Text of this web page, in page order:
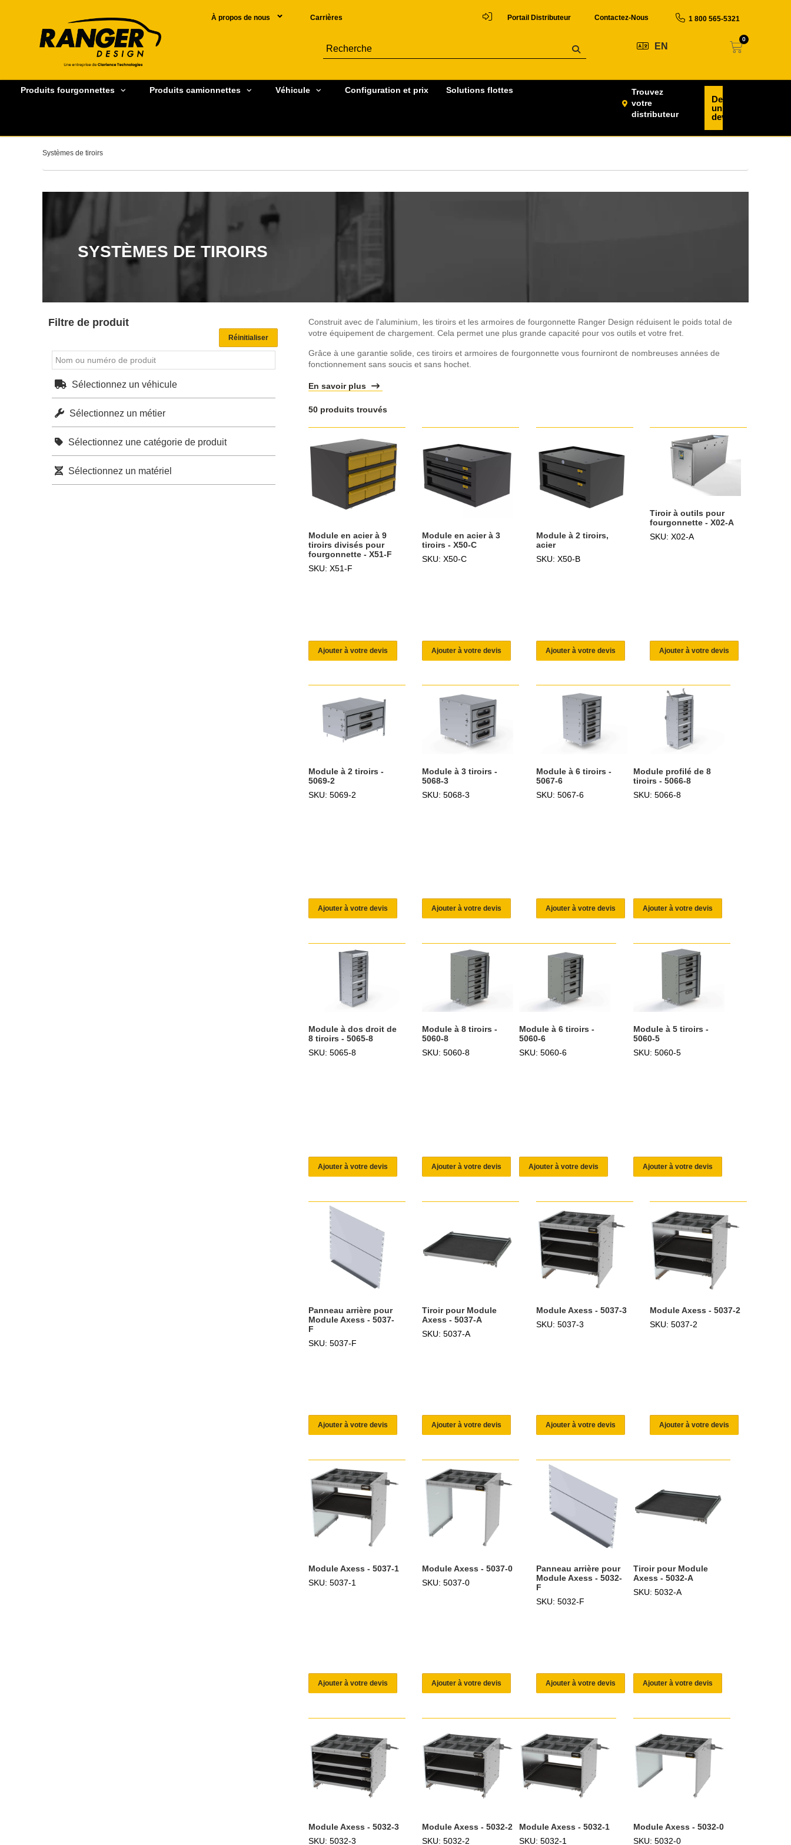
À propos de nous Carrières Portail Distributeur Contactez-Nous 1 800 565-5321
EN
0
Produits fourgonnettes Produits camionnettes Véhicule Configuration et prix Solutions flottes
Trouvez
votre
distributeur
Demander
un
devis
Systèmes de tiroirs
SYSTÈMES DE TIROIRS
Construit avec de l'aluminium, les tiroirs et les armoires de fourgonnette Ranger Design réduisent le poids total de
votre équipement de chargement. Cela permet une plus grande capacité pour vos outils et votre fret.
Grâce à une garantie solide, ces tiroirs et armoires de fourgonnette vous fourniront de nombreuses années de
fonctionnement sans soucis et sans hochet.
En savoir plus
50 produits trouvés
Module en acier à 9
tiroirs divisés pour
fourgonnette - X51-F
SKU: X51-F
Ajouter à votre devis
Module en acier à 3
tiroirs - X50-C
SKU: X50-C
Ajouter à votre devis
Module à 2 tiroirs,
acier
SKU: X50-B
Ajouter à votre devis
Tiroir à outils pour
fourgonnette - X02-A
SKU: X02-A
Ajouter à votre devis
Module à 2 tiroirs -
5069-2
SKU: 5069-2
Ajouter à votre devis
Module à 3 tiroirs -
5068-3
SKU: 5068-3
Ajouter à votre devis
Module à 6 tiroirs -
5067-6
SKU: 5067-6
Ajouter à votre devis
Module profilé de 8
tiroirs - 5066-8
SKU: 5066-8
Ajouter à votre devis
Module à dos droit de
8 tiroirs - 5065-8
SKU: 5065-8
Ajouter à votre devis
Module à 8 tiroirs -
5060-8
SKU: 5060-8
Ajouter à votre devis
Module à 6 tiroirs -
5060-6
SKU: 5060-6
Ajouter à votre devis
Module à 5 tiroirs -
5060-5
SKU: 5060-5
Ajouter à votre devis
Panneau arrière pour
Module Axess - 5037-
F
SKU: 5037-F
Ajouter à votre devis
Tiroir pour Module
Axess - 5037-A
SKU: 5037-A
Ajouter à votre devis
Module Axess - 5037-3
SKU: 5037-3
Ajouter à votre devis
Module Axess - 5037-2
SKU: 5037-2
Ajouter à votre devis
Module Axess - 5037-1
SKU: 5037-1
Ajouter à votre devis
Module Axess - 5037-0
SKU: 5037-0
Ajouter à votre devis
Panneau arrière pour
Module Axess - 5032-
F
SKU: 5032-F
Ajouter à votre devis
Tiroir pour Module
Axess - 5032-A
SKU: 5032-A
Ajouter à votre devis
Module Axess - 5032-3
SKU: 5032-3
Module Axess - 5032-2
SKU: 5032-2
Module Axess - 5032-1
SKU: 5032-1
Module Axess - 5032-0
SKU: 5032-0
Filtre de produit
Sélectionnez un véhicule
Sélectionnez un métier
Sélectionnez une catégorie de produit
Sélectionnez un matériel